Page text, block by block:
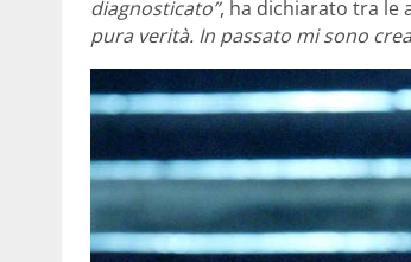
diagnosticato”, ha dichiarato tra le
pura verità. In passato mi sono